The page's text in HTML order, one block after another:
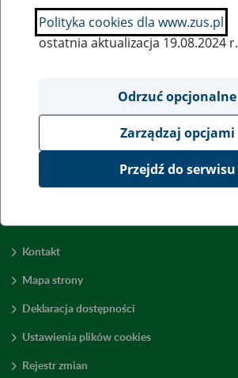
SZUKAJ
Wyświetl wszystkie
Kontakt
Mapa strony
Deklaracja dostępności
Ustawienia plików cookies
Rejestr zmian
Polityka cookies dla www.zus.pl
ostatnia aktualizacja 19.08.2024 r.
Odrzuć opcjonalne
Zarządzaj opcjami
Przejdź do serwisu